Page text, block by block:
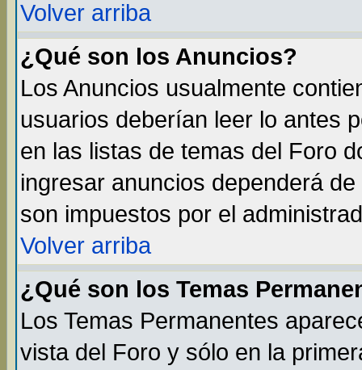
Volver arriba
¿Qué son los Anuncios?
Los Anuncios usualmente
usuarios deberían leer lo antes
en las listas de temas del Foro
ingresar anuncios dependerá
son impuestos por el
Volver arriba
¿Qué son los Temas
Los Temas Permanentes
vista del Foro y sólo en la